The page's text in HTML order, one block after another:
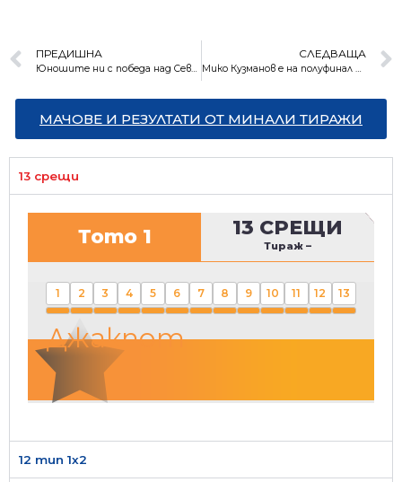
ПРЕДИШНА
Юношите ни с победа над Северна Македония
СЛЕДВАЩА
Мико Кузманов е на полуфинал в Задар
МАЧОВЕ И РЕЗУЛТАТИ ОТ МИНАЛИ ТИРАЖИ
13 срещи
Тото 1 13 СРЕЩИ
Тираж –
1 2 3 4 5 6 7 8 9 10 11 12 13
Джакпот
12 тип 1х2